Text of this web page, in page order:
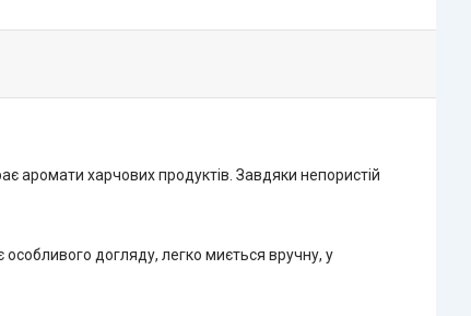
аромати харчових продуктів. Завдяки непористій
догляду, легко миється вручну, у